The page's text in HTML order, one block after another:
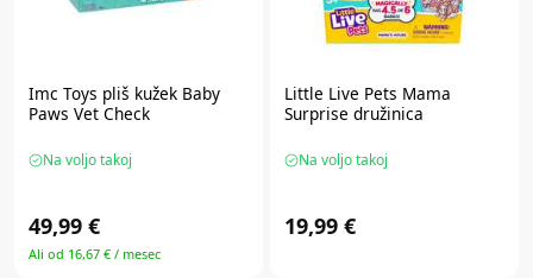
Imc Toys pliš kužek Baby
Paws Vet Check
Na voljo takoj
49,99 €
Ali od 16,67 € / mesec
Little Live Pets Mama
Surprise družinica
Na voljo takoj
19,99 €